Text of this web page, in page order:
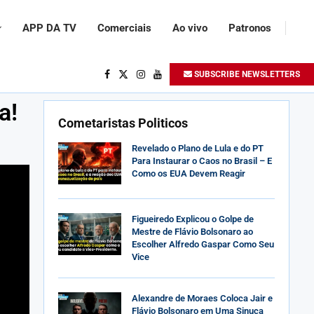
APP DA TV Comerciais Ao vivo Patronos
SUBSCRIBE NEWSLETTERS
Cometaristas Politicos
Revelado o Plano de Lula e do PT
Para Instaurar o Caos no Brasil – E
Como os EUA Devem Reagir
Figueiredo Explicou o Golpe de
Mestre de Flávio Bolsonaro ao
Escolher Alfredo Gaspar Como Seu
Vice
Alexandre de Moraes Coloca Jair e
Flávio Bolsonaro em Uma Sinuca